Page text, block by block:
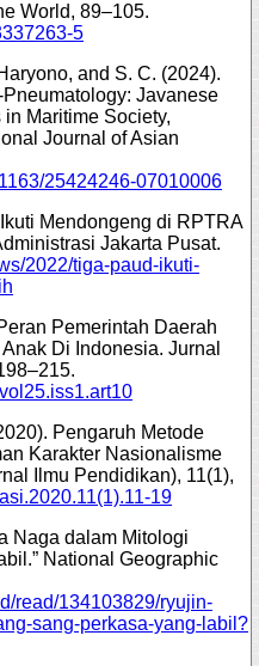
World, 89–105.
5
and S. C. (2024).
Javanese
Maritime Society,
Journal of Asian
25424246-07010006
Mendongeng di RPTRA
Jakarta Pusat.
2022/tiga-paud-ikuti-
Pemerintah Daerah
Di Indonesia. Jurnal
Pengaruh Metode
Karakter Nasionalisme
Ilmu Pendidikan), 11(1),
19
Naga dalam Mitologi
National Geographic
read/134103829/ryujin-
sang-perkasa-yang-labil?